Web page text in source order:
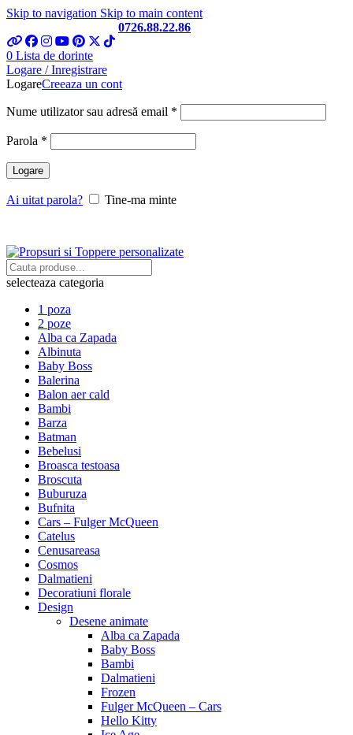
Skip to navigation Skip to main content
0726.88.22.86
0 Lista de dorinte
Logare / Inregistrare
LogareCreeaza un cont
Nume utilizator sau adresă email *
Parola *
Logare
Ai uitat parola? Tine-ma minte
selecteaza categoria
1 poza
2 poze
Alba ca Zapada
Albinuta
Baby Boss
Balerina
Balon aer cald
Bambi
Barza
Batman
Bebelusi
Broasca testoasa
Broscuta
Buburuza
Bufnita
Cars – Fulger McQueen
Catelus
Cenusareasa
Cosmos
Dalmatieni
Decoratiuni florale
Design
Desene animate
Alba ca Zapada
Baby Boss
Bambi
Dalmatieni
Frozen
Fulger McQueen – Cars
Hello Kitty